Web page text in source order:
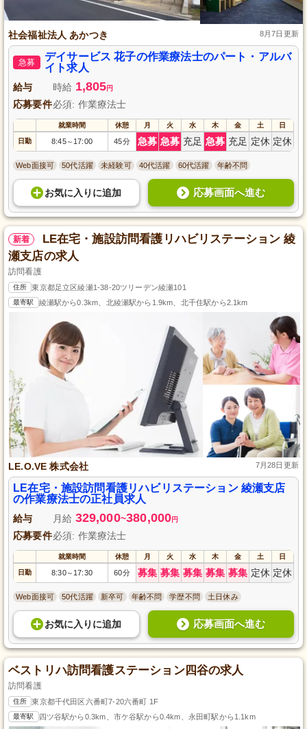
社会福祉法人 あかつき 8月7日更新
急募
デイサービス 花子の作業療法士のパート・アルバ
イト求人
給与 時給 1,805円
応募要件必須: 作業療法士
就業時間 休憩 月 火 水 木 金 土 日
日勤 8:45～ 17:00 45分 急募 急募 充足 急募 充足 定休 定休
Web面接可 50代活躍 未経験可 40代活躍 60代活躍 年齢不問
お気に入り に追加 応募画面へ進む
新着
LE在宅・施設訪問看護リハビリステーション 綾
瀬支店の求人
訪問看護
住所 東京都足立区綾瀬1-38-20ツリーデン綾瀬101
最寄駅 綾瀬駅から0.3km、北綾瀬駅から1.9km、北千住駅から2.1km
LE.O.VE 株式会社 7月28日更新
LE在宅・施設訪問看護リハビリステーション 綾瀬支店
の作業療法士の正社員求人
給与 月給 329,000~380,000円
応募要件必須: 作業療法士
就業時間 休憩 月 火 水 木 金 土 日
日勤 8:30～ 17:30 60分 募集 募集 募集 募集 募集 定休 定休
Web面接可 50代活躍 新卒可 年齢不問 学歴不問 土日休み
お気に入り に追加 応募画面へ進む
ベストリハ訪問看護ステーション四谷の求人
訪問看護
住所 東京都千代田区六番町7-20六番町 1F
最寄駅 四ツ谷駅から0.3km、市ケ谷駅から0.4km、永田町駅から1.1km